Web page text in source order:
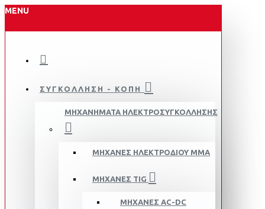
MENU
ΣΥΓΚΟΛΛΗΣΗ - ΚΟΠΗ
ΜΗΧΑΝΗΜΑΤΑ ΗΛΕΚΤΡΟΣΥΓΚΟΛΛΗΣΗΣ
ΜΗΧΑΝΈΣ ΗΛΕΚΤΡΟΔΊΟΥ MMA
ΜΗΧΑΝΈΣ TIG
ΜΗΧΑΝΈΣ AC-DC